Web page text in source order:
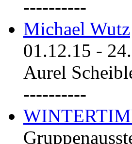
----------
Michael Wutz
01.12.15 -
Aurel
----------